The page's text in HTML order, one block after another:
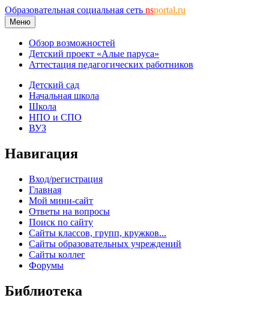
Образовательная социальная сеть nsportal.ru
Меню
Обзор возможностей
Детский проект «Алые паруса»
Аттестация педагогических работников
Детский сад
Начальная школа
Школа
НПО и СПО
ВУЗ
Навигация
Вход/регистрация
Главная
Мой мини-сайт
Ответы на вопросы
Поиск по сайту
Сайты классов, групп, кружков...
Сайты образовательных учреждений
Сайты коллег
Форумы
Библиотека